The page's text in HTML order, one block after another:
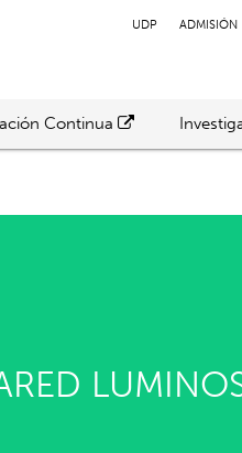
UDP ADMISIÓN
Continua